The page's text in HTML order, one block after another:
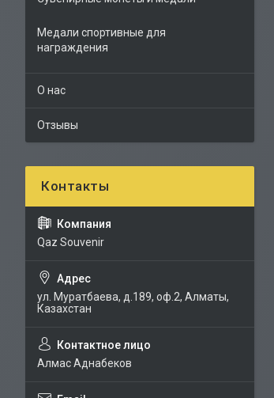
Медали спортивные для
награждения
О нас
Отзывы
Qaz Souvenir
ул. Муратбаева, д.189, оф.2, Алматы,
Казахстан
Алмас Аднабеков